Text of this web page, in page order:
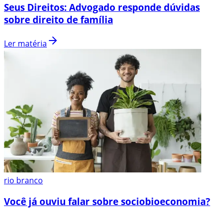
Seus Direitos: Advogado responde dúvidas
sobre direito de família
Ler matéria
rio branco
Você já ouviu falar sobre sociobioeconomia?